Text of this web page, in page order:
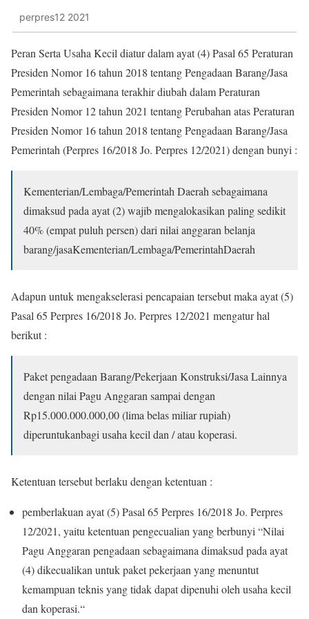
perpres12 2021
Peran Serta Usaha Kecil diatur dalam ayat (4) Pasal 65 Peraturan
Presiden Nomor 16 tahun 2018 tentang Pengadaan Barang/Jasa
Pemerintah sebagaimana terakhir diubah dalam Peraturan
Presiden Nomor 12 tahun 2021 tentang Perubahan atas Peraturan
Presiden Nomor 16 tahun 2018 tentang Pengadaan Barang/Jasa
Pemerintah (Perpres 16/2018 Jo. Perpres 12/2021) dengan bunyi :
Kementerian/Lembaga/Pemerintah Daerah sebagaimana
dimaksud pada ayat (2) wajib mengalokasikan paling sedikit
40% (empat puluh persen) dari nilai anggaran belanja
barang/jasaKementerian/Lembaga/PemerintahDaerah
Adapun untuk mengakselerasi pencapaian tersebut maka ayat (5)
Pasal 65 Perpres 16/2018 Jo. Perpres 12/2021 mengatur hal
berikut :
Paket pengadaan Barang/Pekerjaan Konstruksi/Jasa Lainnya
dengan nilai Pagu Anggaran sampai dengan
Rp15.000.000.000,00 (lima belas miliar rupiah)
diperuntukanbagi usaha kecil dan / atau koperasi.
Ketentuan tersebut berlaku dengan ketentuan :
pemberlakuan ayat (5) Pasal 65 Perpres 16/2018 Jo. Perpres
12/2021, yaitu ketentuan pengecualian yang berbunyi “Nilai
Pagu Anggaran pengadaan sebagaimana dimaksud pada ayat
(4) dikecualikan untuk paket pekerjaan yang menuntut
kemampuan teknis yang tidak dapat dipenuhi oleh usaha kecil
dan koperasi.“